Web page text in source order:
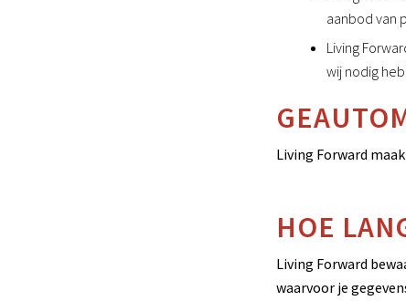
aanbod van
Living
wij nodig
Living Forward
HOE
Living Forward
waarvoor je